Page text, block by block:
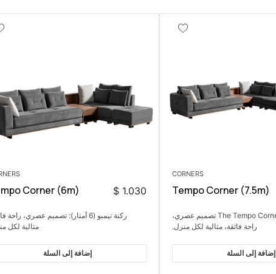
CORNERS
Tempo Corner (7.5m)
The Tempo Corner (7.5m) r تصميم عصري،
راحة فائقة، مثالية لكل منزل.
إضافة إلى السلة
Corner (6m) 1.030
$
ركنة تيمبو (6 أمتار): تصميم عصري، راحة
مثالية لكل
إضافة إلى السلة